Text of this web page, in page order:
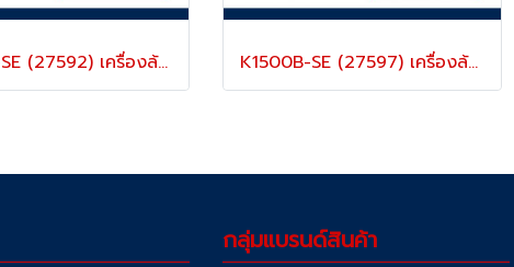
K1500A-SE (27592) เครื่องล้างท่อไฟฟ้า สำหรับท่อ 2”-8” นิ้ว พร้อมอุปกรณ์ ริดยิท “RIDGID” USA. K1500B-SE (27597) เครื่องล้างท่อไฟฟ้า สำหรับท่อ 2”-8” นิ้ว พร้อมอุปกรณ์ ริดยิท “RIDGID” USA.
กลุ่มแบรนด์สินค้า